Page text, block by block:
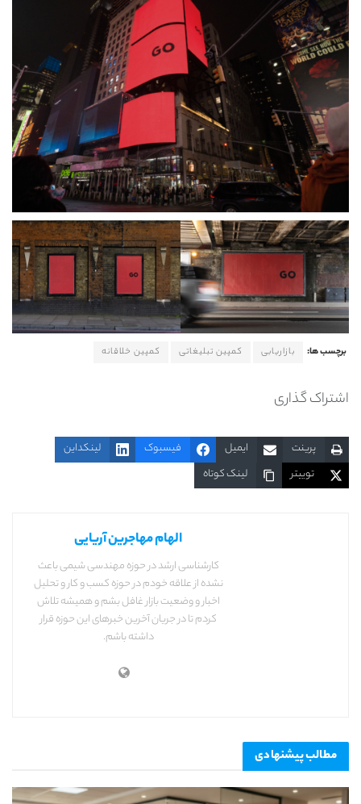
برچسب ها: بازاریابی کمپین تبلیغاتی کمپین خلاقانه
اشتراک گذاری
پرینت ایمیل فیسبوک
لینکداین
توییتر
لینک کوتاه
الهام مهاجرین آریایی
کارشناسی ارشد در حوزه مهندسی شیمی باعث
نشده از علاقه خودم در حوزه کسب و کار و تحلیل
اخبار و وضعیت بازار غافل بشم و همیشه تلاش
کردم تا در جریان آخرین خبرهای این حوزه قرار
داشته باشم.
مطالبپیشنهادی